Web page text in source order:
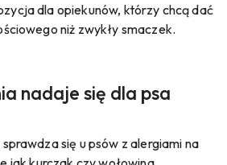
dla opiekunów, którzy chcą dać
niż zwykły smaczek.
nadaje się dla psa
się u psów z alergiami na